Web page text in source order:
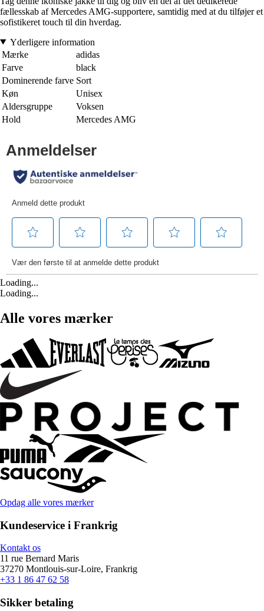
fællesskab af Mercedes AMG-supportere, samtidig med at du tilføjer et
sofistikeret touch til din hverdag.
Yderligere information
Mærke
adidas
Farve
black
Dominerende farve Sort
Køn
Unisex
Aldersgruppe
Voksen
Hold
Mercedes AMG
Loading...
Loading...
Alle vores mærker
Opdag alle vores mærker
Kundeservice i Frankrig
Kontakt os
11 rue Bernard Maris
37270 Montlouis-sur-Loire, Frankrig
+33 1 86 47 62 58
Sikker betaling